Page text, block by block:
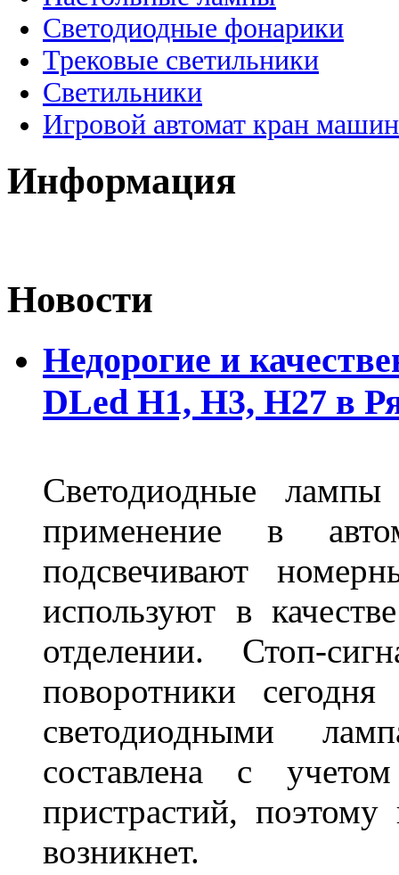
Светодиодные фонарики
Трековые светильники
Светильники
Игровой автомат кран
Информация
Новости
Недорогие и
DLed Н1, Н3, Н27 в
Светодиодные
применение в
подсвечивают
используют в
отделении. Стоп-
поворотники
светодиодными
составлена с
пристрастий,
возникнет.